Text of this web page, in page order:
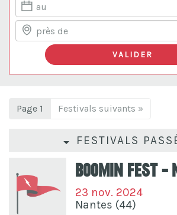
Page 1 Festivals suivants »
FESTIVALS
Boomin Fest -
23 nov. 2024
Nantes (44)